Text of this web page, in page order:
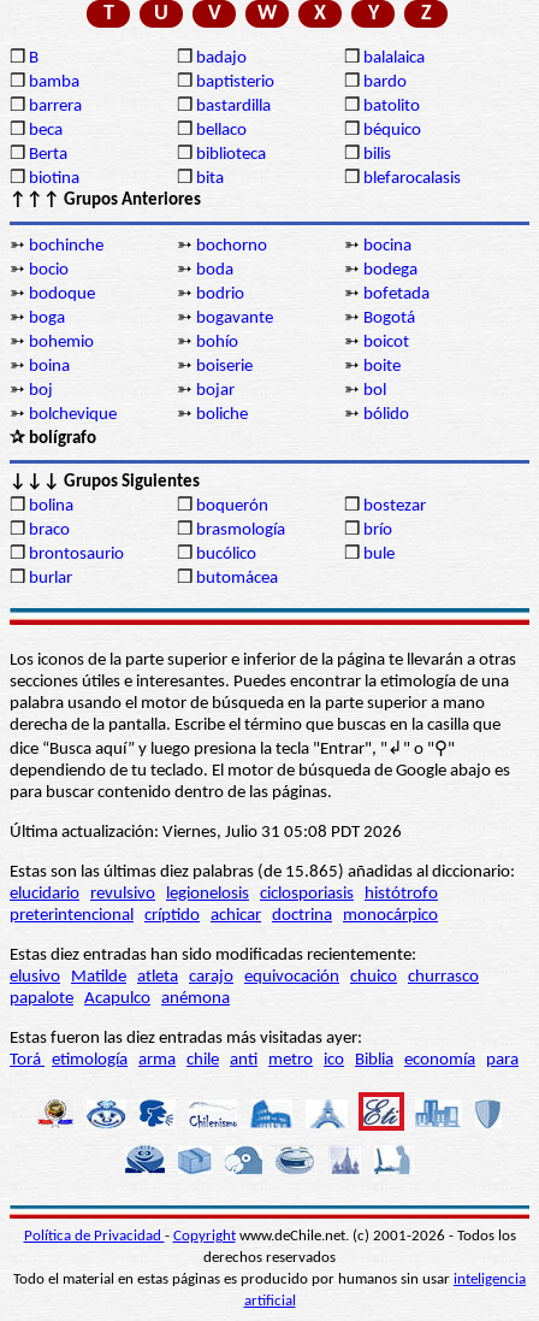
T
U V W X Y Z
❒ B ❒ badajo ❒ balalaica
❒ bamba ❒ baptisterio ❒ bardo
❒ barrera ❒ bastardilla ❒ batolito
❒ beca ❒ bellaco ❒ béquico
❒ Berta ❒ biblioteca ❒ bilis
❒ biotina ❒ bita ❒ blefarocalasis
↑↑↑ Grupos Anteriores
➳ bochinche ➳ bochorno ➳ bocina
➳ bocio ➳ boda ➳ bodega
➳ bodoque ➳ bodrio ➳ bofetada
➳ boga ➳ bogavante ➳ Bogotá
➳ bohemio ➳ bohío ➳ boicot
➳ boina ➳ boiserie ➳ boite
➳ boj ➳ bojar ➳ bol
➳ bolchevique ➳ boliche ➳ bólido
✰ bolígrafo
↓↓↓ Grupos Siguientes
❒ bolina ❒ boquerón ❒ bostezar
❒ braco ❒ brasmología ❒ brío
❒ brontosaurio ❒ bucólico ❒ bule
❒ burlar ❒ butomácea
Los iconos de la parte superior e inferior de la página te llevarán a otras
secciones útiles e interesantes. Puedes encontrar la etimología de una
palabra usando el motor de búsqueda en la parte superior a mano
derecha de la pantalla. Escribe el término que buscas en la casilla que
dice “Busca aquí” y luego presiona la tecla "Entrar", "↲" o "⚲"
dependiendo de tu teclado. El motor de búsqueda de Google abajo es
para buscar contenido dentro de las páginas.
Última actualización: Viernes, Julio 31 05:08 PDT 2026
Estas son las últimas diez palabras (de 15.865) añadidas al diccionario:
elucidario
revulsivo legionelosis ciclosporiasis
histótrofo
preterintencional críptido achicar doctrina monocárpico
Estas diez entradas han sido modificadas recientemente:
elusivo
Matilde atleta carajo equivocación chuico churrasco
papalote Acapulco anémona
Estas fueron las diez entradas más visitadas ayer:
Torá etimología arma chile anti metro ico Biblia economía para
Política de Privacidad - Copyrightwww.deChile.net. (c) 2001-2026 - Todos los
derechos reservados
Todo el material en estas páginas es producido por humanos sin usar inteligencia
artificial